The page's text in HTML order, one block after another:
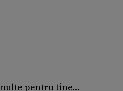
pentru tine...